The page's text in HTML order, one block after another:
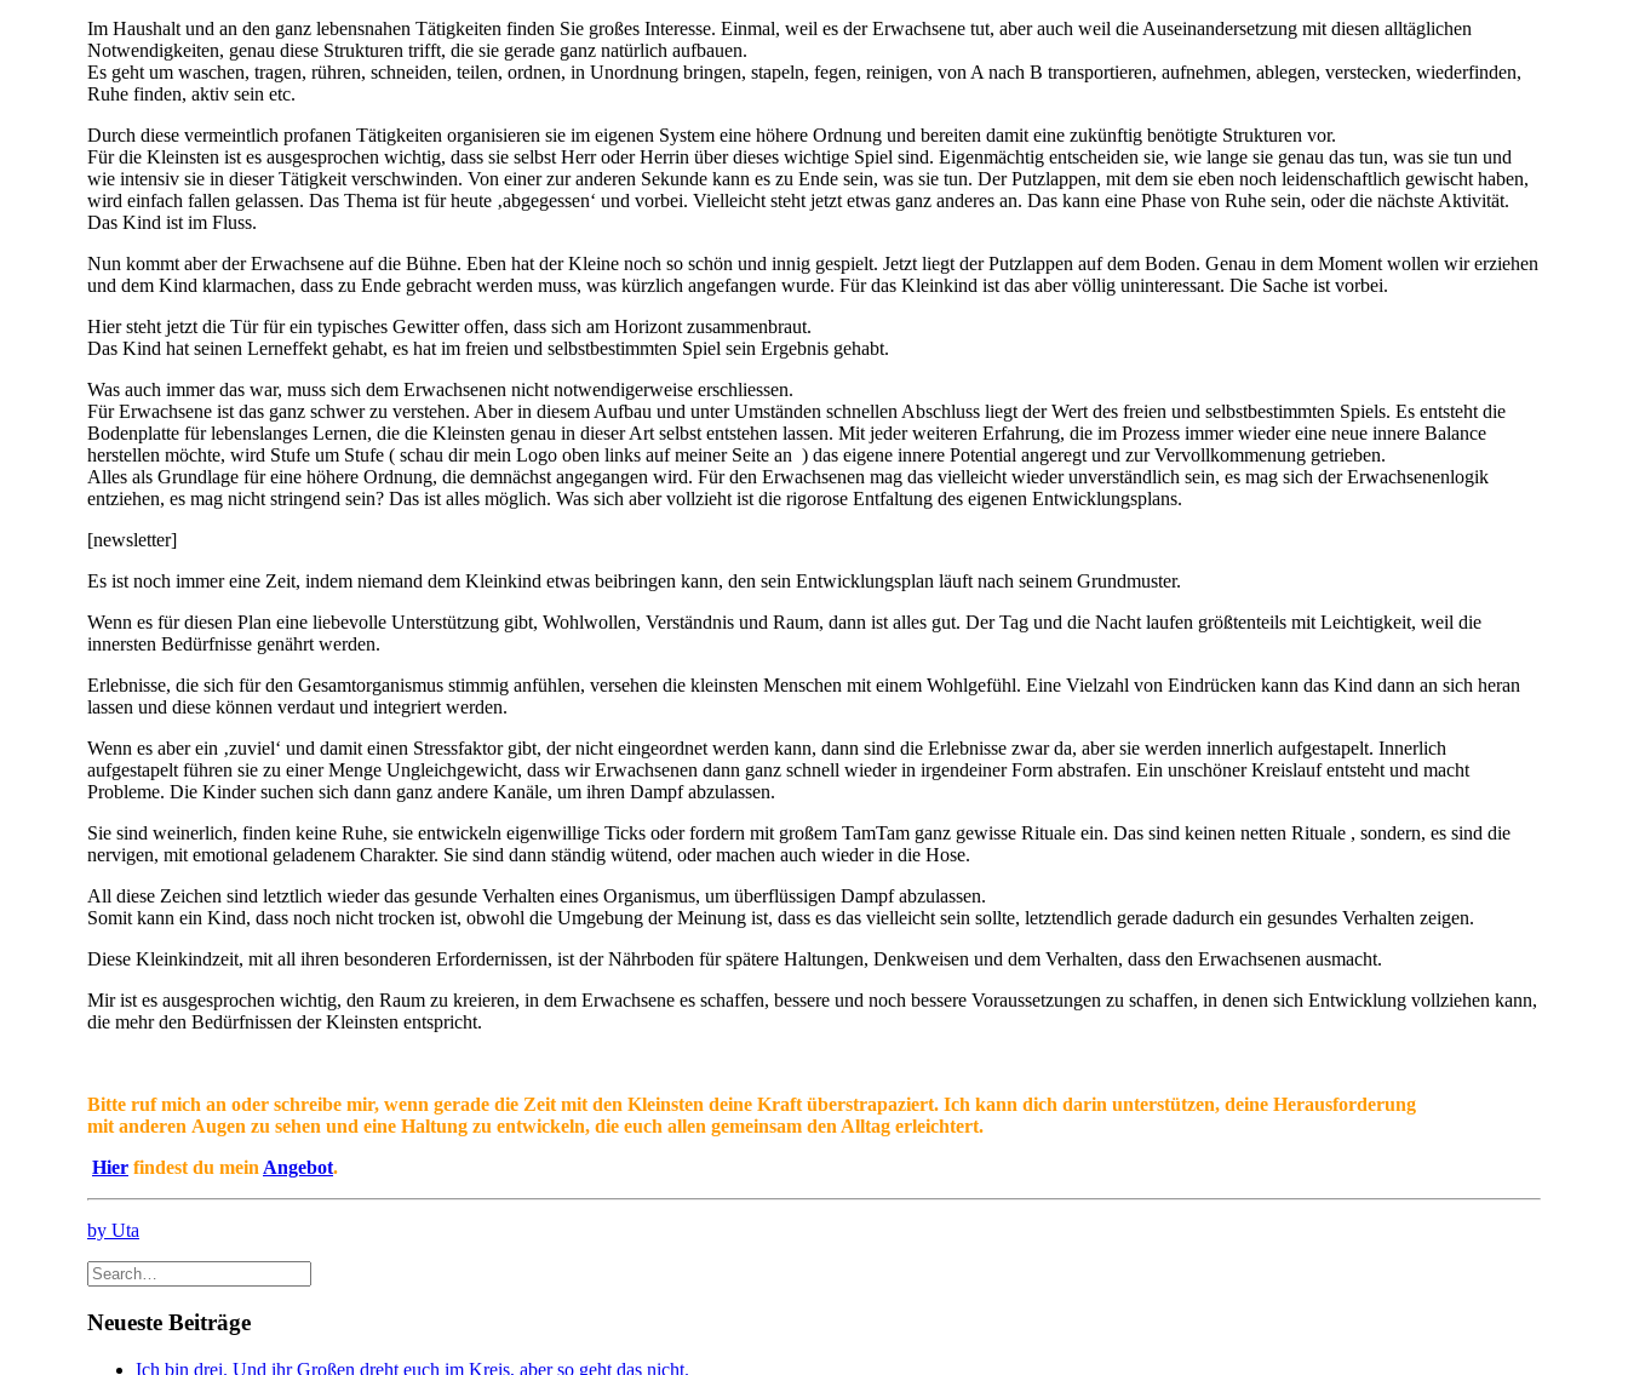
Im Haushalt und an den ganz lebensnahen Tätigkeiten finden Sie großes Interesse. Einmal, weil es der Erwachsene tut, aber auch weil die Auseinandersetzung mit diesen alltäglichen
Notwendigkeiten, genau diese Strukturen trifft, die sie gerade ganz natürlich aufbauen.
Es geht um waschen, tragen, rühren, schneiden, teilen, ordnen, in Unordnung bringen, stapeln, fegen, reinigen, von A nach B transportieren, aufnehmen, ablegen, verstecken, wiederfinden,
Ruhe finden, aktiv sein etc.
Durch diese vermeintlich profanen Tätigkeiten organisieren sie im eigenen System eine höhere Ordnung und bereiten damit eine zukünftig benötigte Strukturen vor.
Für die Kleinsten ist es ausgesprochen wichtig, dass sie selbst Herr oder Herrin über dieses wichtige Spiel sind. Eigenmächtig entscheiden sie, wie lange sie genau das tun, was sie tun und
wie intensiv sie in dieser Tätigkeit verschwinden. Von einer zur anderen Sekunde kann es zu Ende sein, was sie tun. Der Putzlappen, mit dem sie eben noch leidenschaftlich gewischt haben,
wird einfach fallen gelassen. Das Thema ist für heute ‚abgegessen‘ und vorbei. Vielleicht steht jetzt etwas ganz anderes an. Das kann eine Phase von Ruhe sein, oder die nächste Aktivität.
Das Kind ist im Fluss.
Nun kommt aber der Erwachsene auf die Bühne. Eben hat der Kleine noch so schön und innig gespielt. Jetzt liegt der Putzlappen auf dem Boden. Genau in dem Moment wollen wir erziehen
und dem Kind klarmachen, dass zu Ende gebracht werden muss, was kürzlich angefangen wurde. Für das Kleinkind ist das aber völlig uninteressant. Die Sache ist vorbei.
Hier steht jetzt die Tür für ein typisches Gewitter offen, dass sich am Horizont zusammenbraut.
Das Kind hat seinen Lerneffekt gehabt, es hat im freien und selbstbestimmten Spiel sein Ergebnis gehabt.
Was auch immer das war, muss sich dem Erwachsenen nicht notwendigerweise erschliessen.
Für Erwachsene ist das ganz schwer zu verstehen. Aber in diesem Aufbau und unter Umständen schnellen Abschluss liegt der Wert des freien und selbstbestimmten Spiels. Es entsteht die
Bodenplatte für lebenslanges Lernen, die die Kleinsten genau in dieser Art selbst entstehen lassen. Mit jeder weiteren Erfahrung, die im Prozess immer wieder eine neue innere Balance
herstellen möchte, wird Stufe um Stufe ( schau dir mein Logo oben links auf meiner Seite an ) das eigene innere Potential angeregt und zur Vervollkommenung getrieben.
Alles als Grundlage für eine höhere Ordnung, die demnächst angegangen wird. Für den Erwachsenen mag das vielleicht wieder unverständlich sein, es mag sich der Erwachsenenlogik
entziehen, es mag nicht stringend sein? Das ist alles möglich. Was sich aber vollzieht ist die rigorose Entfaltung des eigenen Entwicklungsplans.
[newsletter]
Es ist noch immer eine Zeit, indem niemand dem Kleinkind etwas beibringen kann, den sein Entwicklungsplan läuft nach seinem Grundmuster.
Wenn es für diesen Plan eine liebevolle Unterstützung gibt, Wohlwollen, Verständnis und Raum, dann ist alles gut. Der Tag und die Nacht laufen größtenteils mit Leichtigkeit, weil die
innersten Bedürfnisse genährt werden.
Erlebnisse, die sich für den Gesamtorganismus stimmig anfühlen, versehen die kleinsten Menschen mit einem Wohlgefühl. Eine Vielzahl von Eindrücken kann das Kind dann an sich heran
lassen und diese können verdaut und integriert werden.
Wenn es aber ein ‚zuviel‘ und damit einen Stressfaktor gibt, der nicht eingeordnet werden kann, dann sind die Erlebnisse zwar da, aber sie werden innerlich aufgestapelt. Innerlich
aufgestapelt führen sie zu einer Menge Ungleichgewicht, dass wir Erwachsenen dann ganz schnell wieder in irgendeiner Form abstrafen. Ein unschöner Kreislauf entsteht und macht
Probleme. Die Kinder suchen sich dann ganz andere Kanäle, um ihren Dampf abzulassen.
Sie sind weinerlich, finden keine Ruhe, sie entwickeln eigenwillige Ticks oder fordern mit großem TamTam ganz gewisse Rituale ein. Das sind keinen netten Rituale , sondern, es sind die
nervigen, mit emotional geladenem Charakter. Sie sind dann ständig wütend, oder machen auch wieder in die Hose.
All diese Zeichen sind letztlich wieder das gesunde Verhalten eines Organismus, um überflüssigen Dampf abzulassen.
Somit kann ein Kind, dass noch nicht trocken ist, obwohl die Umgebung der Meinung ist, dass es das vielleicht sein sollte, letztendlich gerade dadurch ein gesundes Verhalten zeigen.
Diese Kleinkindzeit, mit all ihren besonderen Erfordernissen, ist der Nährboden für spätere Haltungen, Denkweisen und dem Verhalten, dass den Erwachsenen ausmacht.
Mir ist es ausgesprochen wichtig, den Raum zu kreieren, in dem Erwachsene es schaffen, bessere und noch bessere Voraussetzungen zu schaffen, in denen sich Entwicklung vollziehen kann,
die mehr den Bedürfnissen der Kleinsten entspricht.
Bitte ruf mich an oder schreibe mir, wenn gerade die Zeit mit den Kleinsten deine Kraft überstrapaziert. Ich kann dich darin unterstützen, deine Herausforderung
mit anderen Augen zu sehen und eine Haltung zu entwickeln, die euch allen gemeinsam den Alltag erleichtert.
Hier findest du mein Angebot.
by Uta
Neueste Beiträge
Ich bin drei. Und ihr Großen dreht euch im Kreis, aber so geht das nicht.